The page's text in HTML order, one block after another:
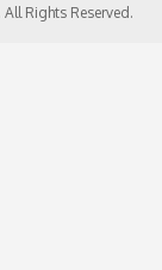
Rights Reserved.